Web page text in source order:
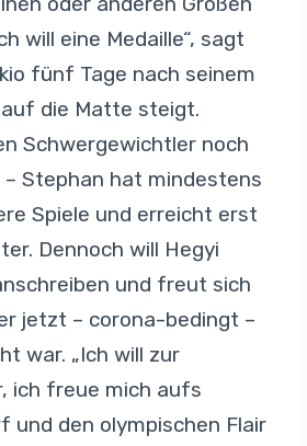
will eine Medaille“, sagt
fünf Tage nach seinem
die Matte steigt.
Schwergewichtler noch
– Stephan hat mindestens
Spiele und erreicht erst
Dennoch will Hegyi
und freut sich
jetzt – corona-bedingt –
war. „Ich will zur
ich freue mich aufs
und den olympischen Flair